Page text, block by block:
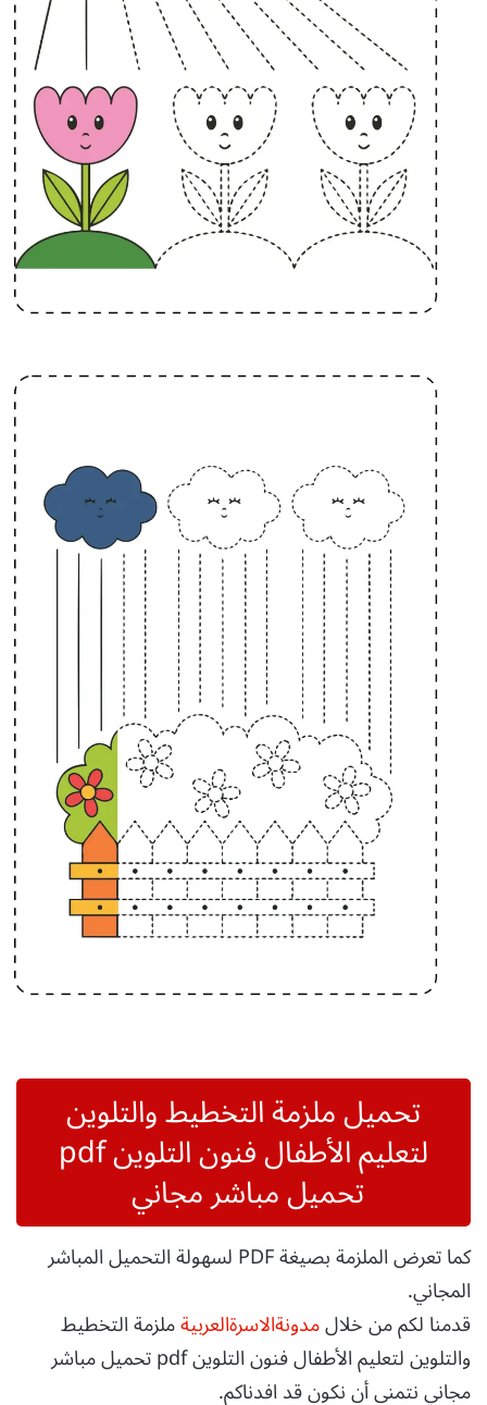
تحميل ملزمة التخطيط والتلوين
لتعليم الأطفال فنون التلوين pdf
تحميل مباشر مجاني
كما تعرض الملزمة بصيغة PDF لسهولة التحميل المباشر
المجاني.
قدمنا لكم من خلالمدونةالاسرةالعربيةملزمة التخطيط
والتلوين لتعليم الأطفال فنون التلوين pdf تحميل مباشر
مجاني نتمنى أن نكون قد افدناكم.